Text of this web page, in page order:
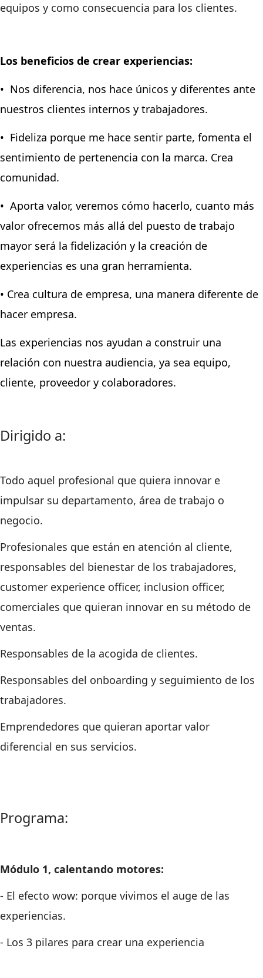
equipos y como consecuencia para los clientes.
Los beneficios de crear experiencias:
• Nos diferencia, nos hace únicos y diferentes ante
nuestros clientes internos y trabajadores.
• Fideliza porque me hace sentir parte, fomenta el
sentimiento de pertenencia con la marca. Crea
comunidad.
• Aporta valor, veremos cómo hacerlo, cuanto más
valor ofrecemos más allá del puesto de trabajo
mayor será la fidelización y la creación de
experiencias es una gran herramienta.
• Crea cultura de empresa, una manera diferente de
hacer empresa.
Las experiencias nos ayudan a construir una
relación con nuestra audiencia, ya sea equipo,
cliente, proveedor y colaboradores.
Dirigido a:
Todo aquel profesional que quiera innovar e
impulsar su departamento, área de trabajo o
negocio.
Profesionales que están en atención al cliente,
responsables del bienestar de los trabajadores,
customer experience officer, inclusion officer,
comerciales que quieran innovar en su método de
ventas.
Responsables de la acogida de clientes.
Responsables del onboarding y seguimiento de los
trabajadores.
Emprendedores que quieran aportar valor
diferencial en sus servicios.
Programa:
Módulo 1, calentando motores:
- El efecto wow: porque vivimos el auge de las
experiencias.
- Los 3 pilares para crear una experiencia